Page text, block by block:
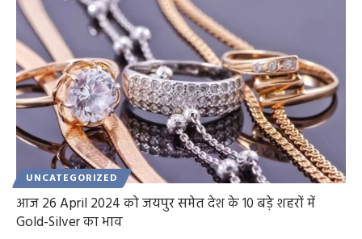
UNCATEGORIZED
आज 26 April 2024 को जयपुर समेत देश के 10 बड़े शहरों में
Gold-Silver का भाव